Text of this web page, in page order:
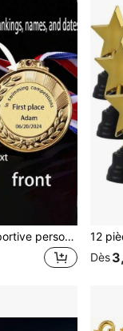
Médaille de course sportive personnalisée, médaille avec bordure d'épi de blé, matériau en alliage de zinc, médaille de compétition pour enfants, médaillon commémoratif d'honneur pour événement sportif marathon, prix de tournoi
Dès